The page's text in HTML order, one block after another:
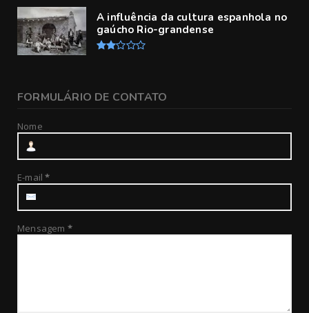
A influência da cultura espanhola no
gaúcho Rio-grandense
FORMULÁRIO DE CONTATO
Nome
E-mail*
Mensagem *